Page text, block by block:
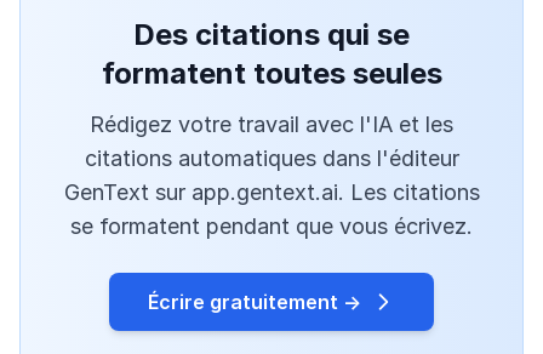
Des citations qui se
formatent toutes seules
Rédigez votre travail avec l'IA et les
citations automatiques dans l'éditeur
GenText sur app.gentext.ai. Les citations
se formatent pendant que vous écrivez.
Écrire gratuitement →